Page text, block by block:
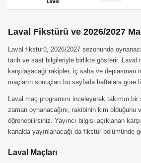
Laval
Laval Fikstürü ve 2026/2027
Laval fikstürü, 2026/2027 sezonunda
tarih ve saat bilgileriyle birlikte gösterir. Laval
karşılaşacağı rakipler, iç saha ve deplasman
maçların sonuçları bu sayfada haftalara göre
Laval maç programını inceleyerek takımın bir
zaman oynanacağını, rakibinin kim olduğunu
öğrenebilirsiniz. Yayıncı bilgisi açıklanan
kanalda yayınlanacağı da fikstür bölümünde
Laval Maçları